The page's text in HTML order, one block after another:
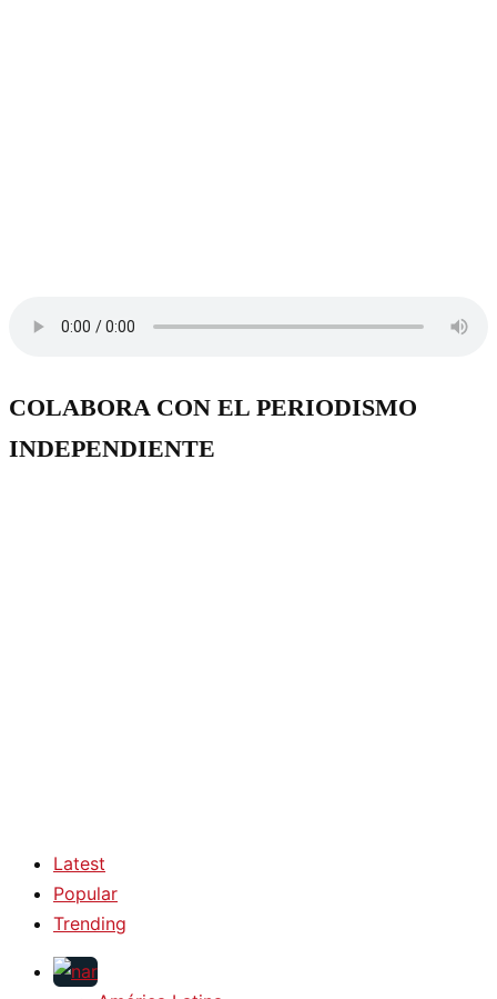
COLABORA CON EL PERIODISMO
INDEPENDIENTE
Latest
Popular
Trending